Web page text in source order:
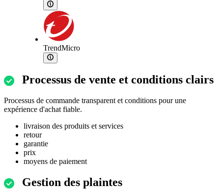
TrendMicro
Processus de vente et conditions clairs
Processus de commande transparent et conditions pour une
expérience d'achat fiable.
livraison des produits et services
retour
garantie
prix
moyens de paiement
Gestion des plaintes